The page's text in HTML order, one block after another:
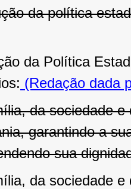
da política
da Política
(Redação dada
da sociedade
garantindo a
sua
da sociedade